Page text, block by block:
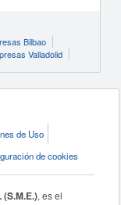
Bilbao
Valladolid
de Uso
de cookies
(S.M.E.), es el